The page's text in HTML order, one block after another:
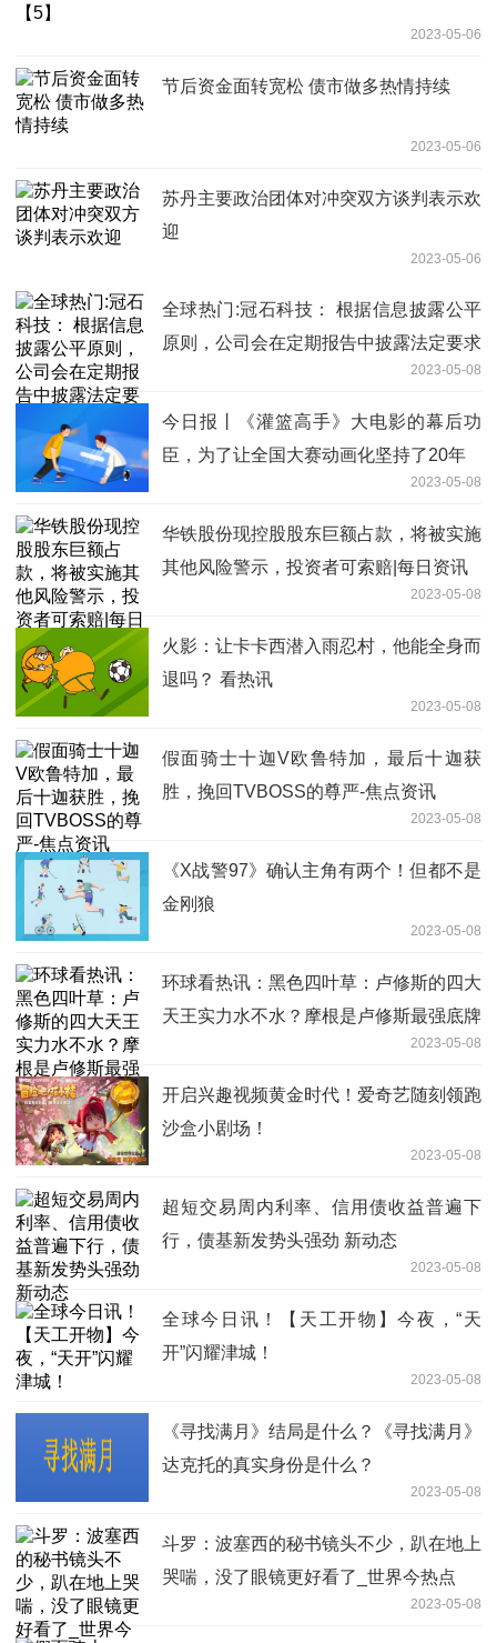
2023-05-06
节后资金面转宽松 债市做多热情持续
2023-05-06
苏丹主要政治团体对冲突双方谈判表示欢
迎
2023-05-06
全球热门:冠石科技： 根据信息披露公平
原则，公司会在定期报告中披露法定要求
2023-05-08
今日报丨《灌篮高手》大电影的幕后功
臣，为了让全国大赛动画化坚持了20年
2023-05-08
华铁股份现控股股东巨额占款，将被实施
其他风险警示，投资者可索赔|每日资讯
2023-05-08
火影：让卡卡西潜入雨忍村，他能全身而
退吗？ 看热讯
2023-05-08
假面骑士十迦V欧鲁特加，最后十迦获
胜，挽回TVBOSS的尊严-焦点资讯
2023-05-08
《X战警97》确认主角有两个！但都不是
金刚狼
2023-05-08
环球看热讯：黑色四叶草：卢修斯的四大
天王实力水不水？摩根是卢修斯最强底牌
2023-05-08
开启兴趣视频黄金时代！爱奇艺随刻领跑
沙盒小剧场！
2023-05-08
超短交易周内利率、信用债收益普遍下
行，债基新发势头强劲 新动态
2023-05-08
全球今日讯！【天工开物】今夜，“天
开”闪耀津城！
2023-05-08
《寻找满月》结局是什么？《寻找满月》
达克托的真实身份是什么？
2023-05-08
斗罗：波塞西的秘书镜头不少，趴在地上
哭喘，没了眼镜更好看了_世界今热点
2023-05-08